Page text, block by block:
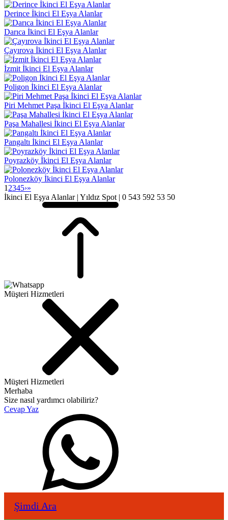
Derince İkinci El Eşya Alanlar
Darıca İkinci El Eşya Alanlar
Çayırova İkinci El Eşya Alanlar
İzmit İkinci El Eşya Alanlar
Poligon İkinci El Eşya Alanlar
Piri Mehmet Paşa İkinci El Eşya Alanlar
Paşa Mahallesi İkinci El Eşya Alanlar
Pangaltı İkinci El Eşya Alanlar
Poyrazköy İkinci El Eşya Alanlar
Polonezköy İkinci El Eşya Alanlar
1 2345›»
İkinci El Eşya Alanlar | Yıldız Spot | 0 543 592 53 50
Müşteri Hizmetleri
Müşteri Hizmetleri
Merhaba
Size nasıl yardımcı olabiliriz?
Cevap Yaz
Şimdi Ara